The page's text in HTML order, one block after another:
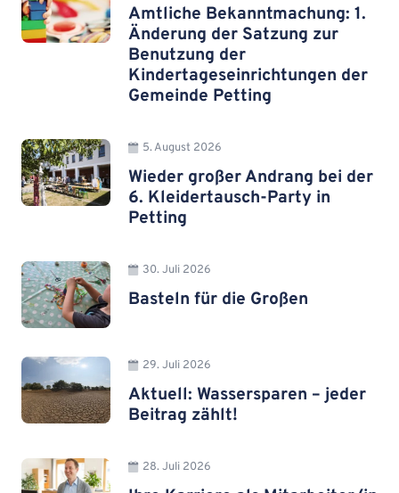
Amtliche Bekanntmachung: 1.
Änderung der Satzung zur
Benutzung der
Kindertageseinrichtungen der
Gemeinde Petting
5. August 2026
Wieder großer Andrang bei der
6. Kleidertausch-Party in
Petting
30. Juli 2026
Basteln für die Großen
29. Juli 2026
Aktuell: Wassersparen – jeder
Beitrag zählt!
28. Juli 2026